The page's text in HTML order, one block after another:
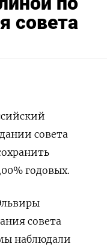
совета
совета
годовых.
совета
наблюдали